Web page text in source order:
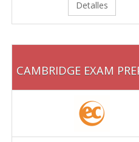
Detalles
CAMBRIDGE EXAM